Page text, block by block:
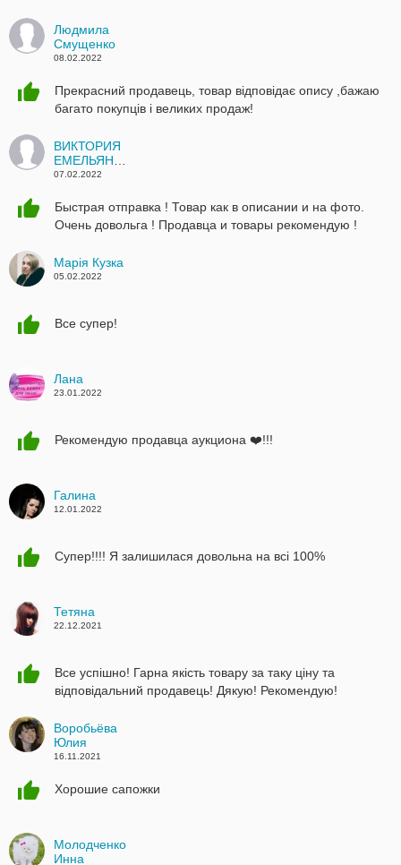
Людмила
Смущенко
08.02.2022
Прекрасний продавець, товар відповідає опису ,бажаю
багато покупців і великих продаж!
ВИКТОРИЯ
07.02.2022
Быстрая отправка ! Товар как в описании и на фото.
Очень довольга ! Продавца и товары рекомендую !
Марія Кузка
05.02.2022
Все супер!
Лана
23.01.2022
Рекомендую продавца аукциона ❤️!!!
Галина
12.01.2022
Супер!!!! Я залишилася довольна на всі 100%
Тетяна
22.12.2021
Все успішно! Гарна якість товару за таку ціну та
відповідальний продавець! Дякую! Рекомендую!
Воробьёва
Юлия
16.11.2021
Хорошие сапожки
Молодченко
Инна